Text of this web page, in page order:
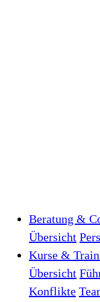
Beratung &
Übersicht
Kurse &
Übersicht
Konflikte